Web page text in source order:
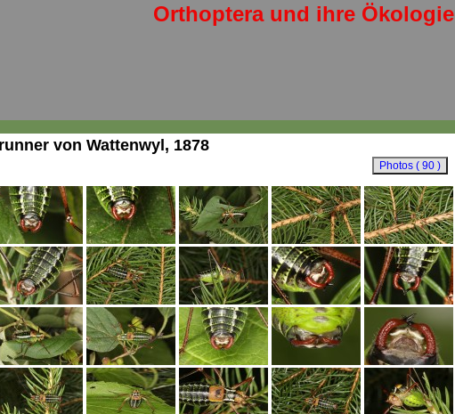
Orthoptera und ihre Ökologie
von Wattenwyl, 1878